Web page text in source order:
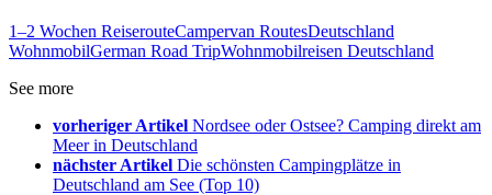
1–2 Wochen ReiserouteCampervan RoutesDeutschland
WohnmobilGerman Road TripWohnmobilreisen Deutschland
See more
vorheriger Artikel Nordsee oder Ostsee? Camping direkt am
Meer in Deutschland
nächster Artikel Die schönsten Campingplätze in
Deutschland am See (Top 10)